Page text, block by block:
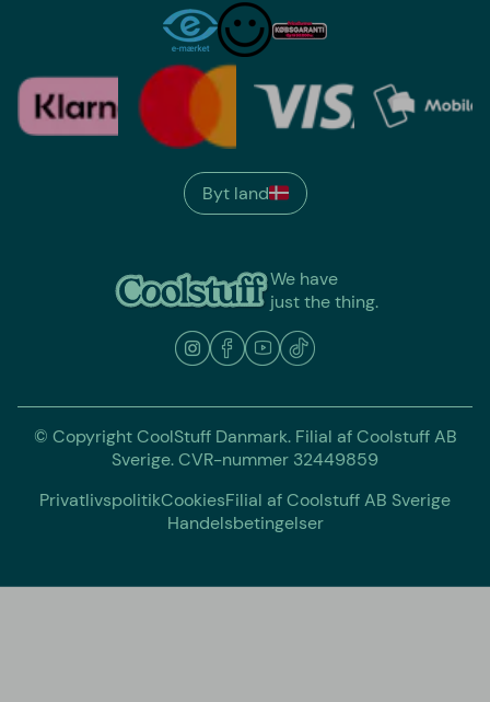
We have
just the thing.
Byt land
© Copyright CoolStuff Danmark. Filial af Coolstuff AB
Sverige. CVR-nummer 32449859
PrivatlivspolitikCookiesFilial af Coolstuff AB Sverige
Handelsbetingelser